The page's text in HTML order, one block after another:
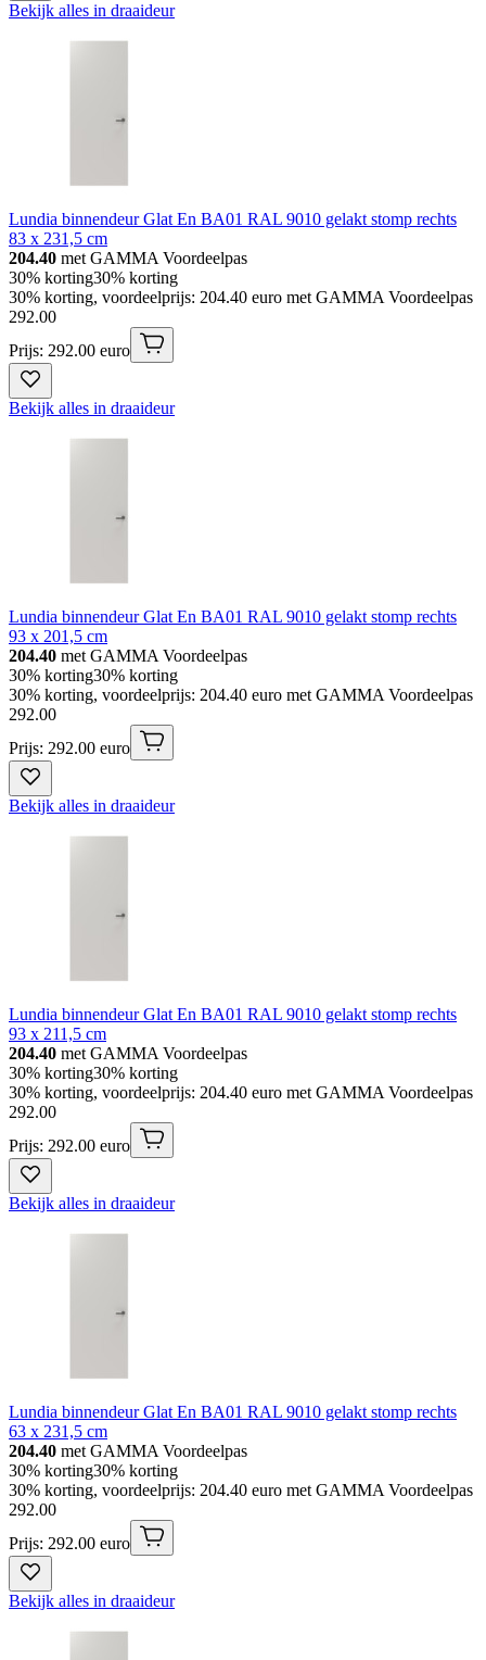
Bekijk alles in draaideur
Lundia binnendeur Glat En BA01 RAL 9010 gelakt stomp rechts
83 x 231,5 cm
204.40 met GAMMA Voordeelpas
30% korting30% korting
30% korting, voordeelprijs: 204.40 euro met GAMMA Voordeelpas
292.00
Prijs: 292.00 euro
Bekijk alles in draaideur
Lundia binnendeur Glat En BA01 RAL 9010 gelakt stomp rechts
93 x 201,5 cm
204.40 met GAMMA Voordeelpas
30% korting30% korting
30% korting, voordeelprijs: 204.40 euro met GAMMA Voordeelpas
292.00
Prijs: 292.00 euro
Bekijk alles in draaideur
Lundia binnendeur Glat En BA01 RAL 9010 gelakt stomp rechts
93 x 211,5 cm
204.40 met GAMMA Voordeelpas
30% korting30% korting
30% korting, voordeelprijs: 204.40 euro met GAMMA Voordeelpas
292.00
Prijs: 292.00 euro
Bekijk alles in draaideur
Lundia binnendeur Glat En BA01 RAL 9010 gelakt stomp rechts
63 x 231,5 cm
204.40 met GAMMA Voordeelpas
30% korting30% korting
30% korting, voordeelprijs: 204.40 euro met GAMMA Voordeelpas
292.00
Prijs: 292.00 euro
Bekijk alles in draaideur